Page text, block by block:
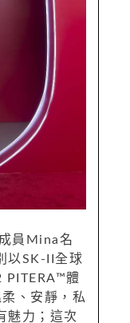
員Mina名
以SK-II全球
PITERA™體
、安靜，私
魅力；這次